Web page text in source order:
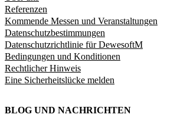
Referenzen
Kommende Messen und Veranstaltungen
Datenschutzbestimmungen
Datenschutzrichtlinie für DewesoftM
Bedingungen und Konditionen
Rechtlicher Hinweis
Eine Sicherheitslücke melden
BLOG UND NACHRICHTEN